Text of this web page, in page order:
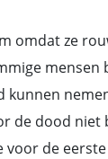
omdat ze
mensen
de dood niet
de